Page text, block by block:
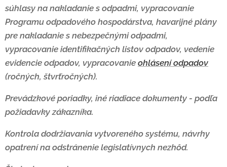
súhlasy na nakladanie s odpadmi, vypracovanie
Programu odpadového hospodárstva, havarijné plány
pre nakladanie s nebezpečnými odpadmi,
vypracovanie identifikačných listov odpadov, vedenie
evidencie odpadov, vypracovanie ohlásení odpadov
(ročných, štvrťročných).
Prevádzkové poriadky, iné riadiace dokumenty - podľa
požiadavky zákazníka.
Kontrola dodržiavania vytvoreného systému, návrhy
opatrení na odstránenie legislatívnych nezhôd.